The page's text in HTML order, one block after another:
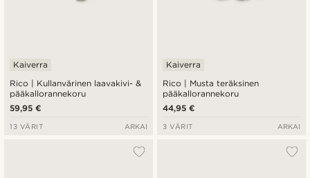
Rico | Kullanvärinen laavakivi- &
pääkallorannekoru
Kaiverra
59,95 €
13 VÄRIT ARKAI
Rico | Musta teräksinen
pääkallorannekoru
Kaiverra
44,95 €
3 VÄRIT ARKAI